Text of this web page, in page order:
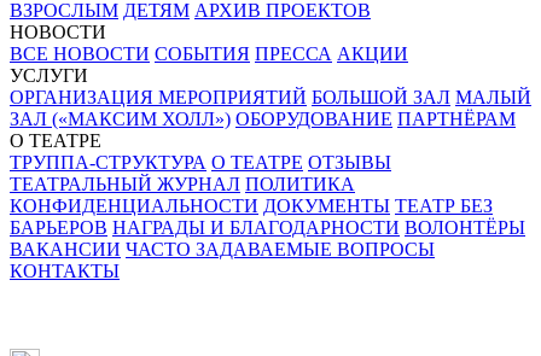
ВЗРОСЛЫМ ДЕТЯМ АРХИВ ПРОЕКТОВ
НОВОСТИ
ВСЕ НОВОСТИ СОБЫТИЯ ПРЕССА АКЦИИ
УСЛУГИ
ОРГАНИЗАЦИЯ МЕРОПРИЯТИЙ БОЛЬШОЙ ЗАЛ МАЛЫЙ
ЗАЛ («МАКСИМ ХОЛЛ») ОБОРУДОВАНИЕ ПАРТНЁРАМ
О ТЕАТРЕ
ТРУППА-СТРУКТУРА О ТЕАТРЕ ОТЗЫВЫ
ТЕАТРАЛЬНЫЙ ЖУРНАЛ ПОЛИТИКА
КОНФИДЕНЦИАЛЬНОСТИ ДОКУМЕНТЫ ТЕАТР БЕЗ
БАРЬЕРОВ НАГРАДЫ И БЛАГОДАРНОСТИ ВОЛОНТЁРЫ
ВАКАНСИИ ЧАСТО ЗАДАВАЕМЫЕ ВОПРОСЫ
КОНТАКТЫ